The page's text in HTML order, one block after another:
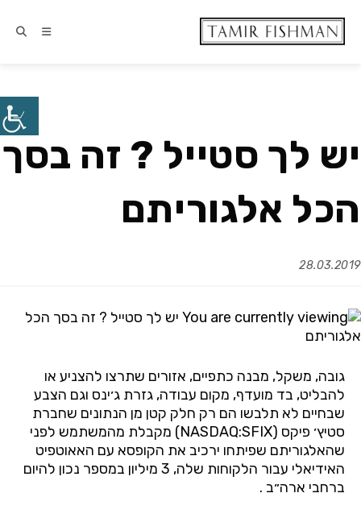
יש לך סטייל ? זה בסך
הכל אלגוריתם
28.03.2019
גובה, משקל, מבנה כתפיים, אזורים שתרצו להצניע או
להבליט, בד מועדף, מקום עבודה, גזרת ג׳ינס וגם הצבע
שבחיים לא תלבשו הם רק חלק קטן מן הנתונים שחברת
סטיץ׳ פיקס (NASDAQ:SFIX) מקבלת מהמשתמש לפני
שהאלגוריתם שפיתחו ירכיב את הקופסא עם האאוטפיט
האידיאלי עבור הלקוחות שלה, 3 מיליון במספר נכון להיום
ברחבי ארה״ב .